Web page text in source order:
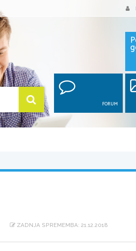
FORUM
ZADNJA SPREMEMBA: 21.12.2018